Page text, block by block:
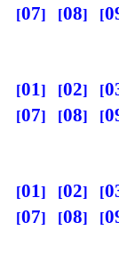
07 08
01 02
07
08
01 02
07
08